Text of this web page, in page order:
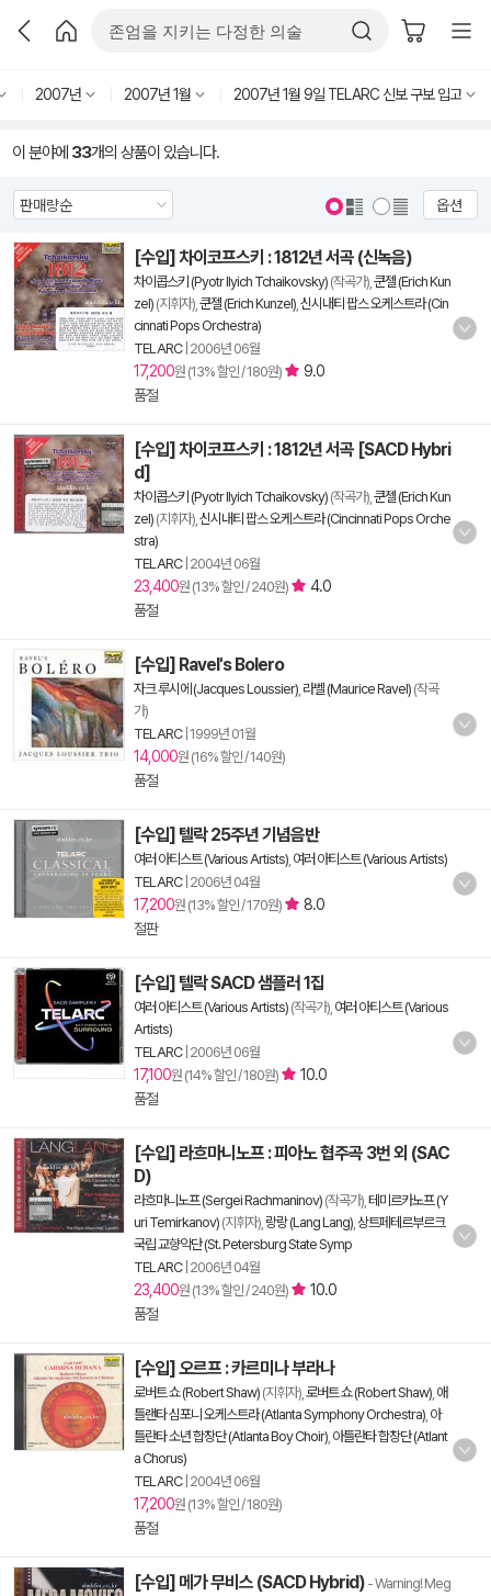
2007년 2007년 1월 2007년 1월 9일 TELARC 신보 구보 입고
이 분야에 33개의 상품이 있습니다.
옵션
[수입] 차이코프스키 : 1812년 서곡 (신녹음)
차이콥스키 (Pyotr Ilyich Tchaikovsky) (작곡가), 쿤젤 (Erich Kun
zel) (지휘자), 쿤젤 (Erich Kunzel) 신시내티 팝스 오케스트라 (Cin
cinnati Pops Orchestra)
TELARC| 2006년 06월
17,200원 (13% 할인 / 180원)
9.0
품절
[수입] 차이코프스키 : 1812년 서곡 [SACD Hybri
d]
차이콥스키 (Pyotr Ilyich Tchaikovsky) (작곡가), 쿤젤 (Erich Kun
zel) (지휘자), 신시내티 팝스 오케스트라 (Cincinnati Pops Orche
stra)
TELARC| 2004년 06월
23,400원 (13% 할인 / 240원)
4.0
품절
[수입] Ravel's Bolero
자크 루시에 (Jacques Loussier) 라벨 (Maurice Ravel) (작곡
가)
TELARC| 1999년 01월
14,000원 (16% 할인 / 140원)
품절
[수입] 텔락 25주년 기념음반
여러 아티스트 (Various Artists) 여러 아티스트 (Various Artists)
TELARC| 2006년 04월
17,200원 (13% 할인 / 170원)
8.0
절판
[수입] 텔락 SACD 샘플러 1집
여러 아티스트 (Various Artists) (작곡가), 여러 아티스트 (Various
Artists)
TELARC| 2006년 06월
17,100원 (14% 할인 / 180원)
10.0
품절
[수입] 라흐마니노프 : 피아노 협주곡 3번 외 (SAC
D)
라흐마니노프 (Sergei Rachmaninov) (작곡가), 테미르카노프 (Y
uri Temirkanov) (지휘자), 랑랑 (Lang Lang) 상트페테르부르크
국립 교향악단 (St. Petersburg State Symp
TELARC| 2006년 04월
23,400원 (13% 할인 / 240원)
10.0
품절
[수입] 오르프 : 카르미나 부라나
로버트 쇼 (Robert Shaw) (지휘자), 로버트 쇼 (Robert Shaw) 애
틀랜타 심포니 오케스트라 (Atlanta Symphony Orchestra) 아
틀란타 소년 합창단 (Atlanta Boy Choir) 아틀란타 합창단 (Atlant
a Chorus)
TELARC| 2004년 06월
17,200원 (13% 할인 / 180원)
품절
[수입] 메가 무비스 (SACD Hybrid) - Warning! Meg